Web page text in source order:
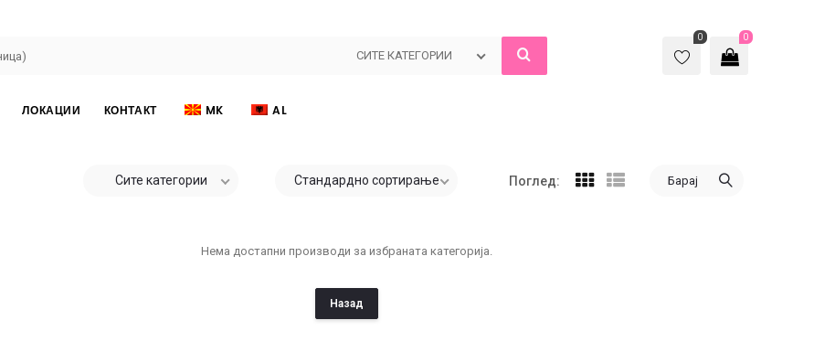
СИТЕ КАТЕГОРИИ
0
0
ЛОКАЦИИ КОНТАКТ MK AL
Сите категории Стандардно сортирање Поглед: Барај
Нема достапни производи за избраната категорија.
Назад